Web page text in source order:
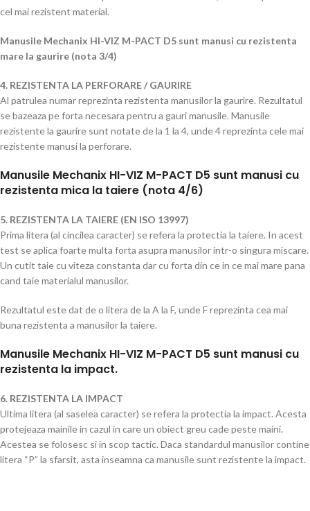
cel mai rezistent material.
Manusile Mechanix HI-VIZ M-PACT D5 sunt manusi cu rezistenta
mare la gaurire (nota 3/4)
4. REZISTENTA LA PERFORARE / GAURIRE
Al patrulea numar reprezinta rezistenta manusilor la gaurire. Rezultatul
se bazeaza pe forta necesara pentru a gauri manusile. Manusile
rezistente la gaurire sunt notate de la 1 la 4, unde 4 reprezinta cele mai
rezistente manusi la perforare.
Manusile Mechanix HI-VIZ M-PACT D5 sunt manusi cu
rezistenta mica la taiere (nota 4/6)
5. REZISTENTA LA TAIERE (EN ISO 13997)
Prima litera (al cincilea caracter) se refera la protectia la taiere. In acest
test se aplica foarte multa forta asupra manusilor intr-o singura miscare.
Un cutit taie cu viteza constanta dar cu forta din ce in ce mai mare pana
cand taie materialul manusilor.
Rezultatul este dat de o litera de la A la F, unde F reprezinta cea mai
buna rezistenta a manusilor la taiere.
Manusile Mechanix HI-VIZ M-PACT D5 sunt manusi cu
rezistenta la impact.
6. REZISTENTA LA IMPACT
Ultima litera (al saselea caracter) se refera la protectia la impact. Acesta
protejeaza mainile in cazul in care un obiect greu cade peste maini.
Acestea se folosesc si in scop tactic. Daca standardul manusilor contine
litera “P” la sfarsit, asta inseamna ca manusile sunt rezistente la impact.